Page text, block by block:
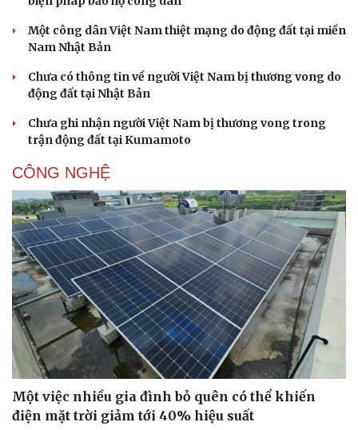
Một công dân Việt Nam thiệt mạng do động đất tại miền
Nam Nhật Bản
Chưa có thông tin về người Việt Nam bị thương vong do
động đất tại Nhật Bản
Chưa ghi nhận người Việt Nam bị thương vong trong
trận động đất tại Kumamoto
CÔNG NGHỆ
Một việc nhiều gia đình bỏ quên có thể khiến
điện mặt trời giảm tới 40% hiệu suất